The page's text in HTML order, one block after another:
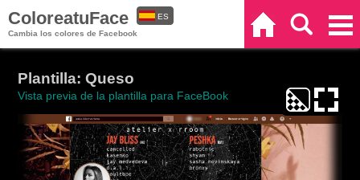
ColoreatuFace
Cambia los colores de Facebook
ES
Plantilla: Queso
Vista previa de la plantilla para FaceBook